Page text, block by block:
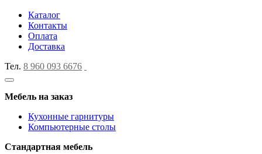
Каталог
Контакты
Оплата
Доставка
Тел. 8 960 093 6676
Мебель на заказ
Кухонные гарнитуры
Компьютерные столы
Стандартная мебель